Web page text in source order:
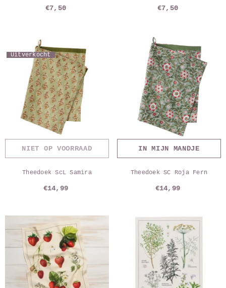
€7,50 €7,50
Uitverkocht
NIET OP VOORRAAD
Theedoek ScL Samira
€14,99
IN MIJN MANDJE
Theedoek SC Roja Fern
€14,99